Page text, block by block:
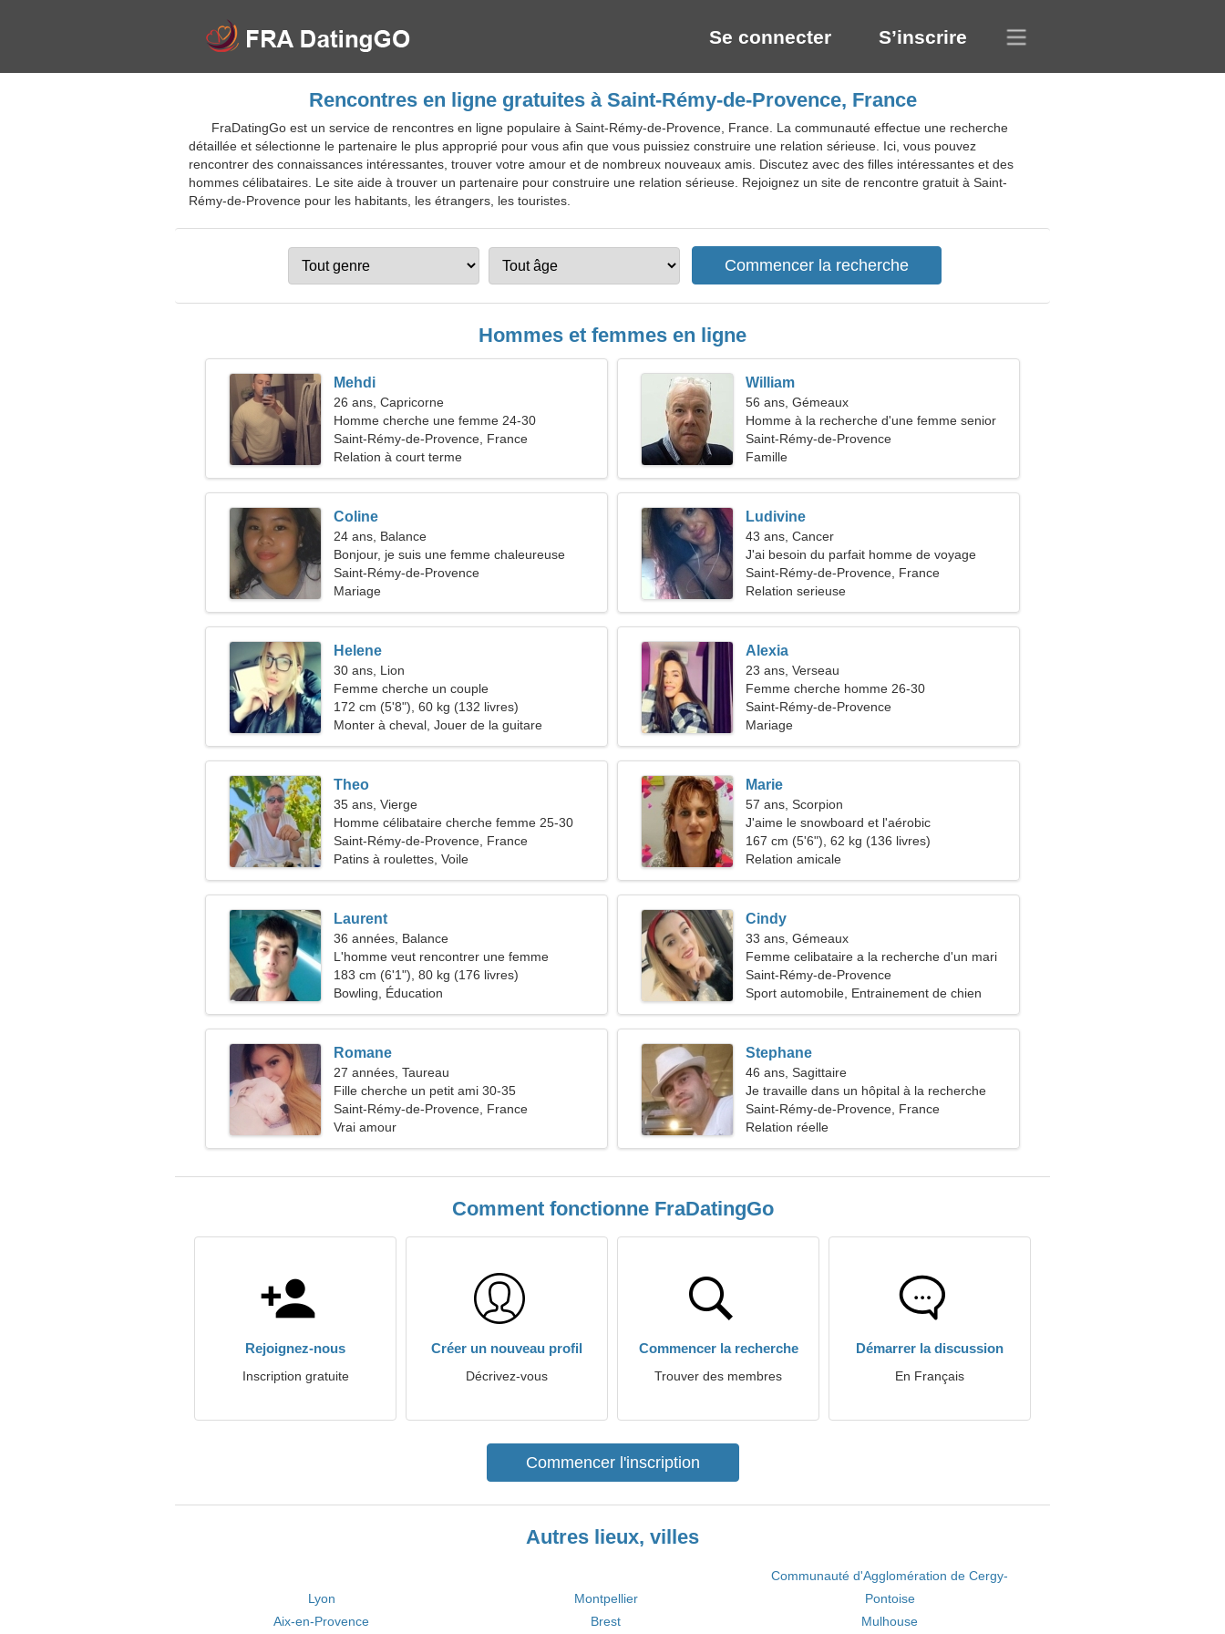
Se connecter S’inscrire
Rencontres en ligne gratuites à Saint-Rémy-de-Provence, France
FraDatingGo est un service de rencontres en ligne populaire à Saint-Rémy-de-Provence, France. La communauté effectue une recherche
détaillée et sélectionne le partenaire le plus approprié pour vous afin que vous puissiez construire une relation sérieuse. Ici, vous pouvez
rencontrer des connaissances intéressantes, trouver votre amour et de nombreux nouveaux amis. Discutez avec des filles intéressantes et des
hommes célibataires. Le site aide à trouver un partenaire pour construire une relation sérieuse. Rejoignez un site de rencontre gratuit à Saint-
Rémy-de-Provence pour les habitants, les étrangers, les touristes.
Hommes et femmes en ligne
Mehdi
26 ans, Capricorne
Homme cherche une femme 24-30
Saint-Rémy-de-Provence, France
Relation à court terme
William
56 ans, Gémeaux
Homme à la recherche d'une femme senior
46-54
Saint-Rémy-de-Provence
Famille
Coline
24 ans, Balance
Bonjour, je suis une femme chaleureuse
Saint-Rémy-de-Provence
Mariage
Ludivine
43 ans, Cancer
J'ai besoin du parfait homme de voyage
Saint-Rémy-de-Provence, France
Relation serieuse
Helene
30 ans, Lion
Femme cherche un couple
172 cm (5'8"), 60 kg (132 livres)
Monter à cheval, Jouer de la guitare
Alexia
23 ans, Verseau
Femme cherche homme 26-30
Saint-Rémy-de-Provence
Mariage
Theo
35 ans, Vierge
Homme célibataire cherche femme 25-30
Saint-Rémy-de-Provence, France
Patins à roulettes, Voile
Marie
57 ans, Scorpion
J'aime le snowboard et l'aérobic
167 cm (5'6"), 62 kg (136 livres)
Relation amicale
Laurent
36 années, Balance
L'homme veut rencontrer une femme
183 cm (6'1"), 80 kg (176 livres)
Bowling, Éducation
Cindy
33 ans, Gémeaux
Femme celibataire a la recherche d'un mari
38-40
Saint-Rémy-de-Provence
Sport automobile, Entrainement de chien
Romane
27 années, Taureau
Fille cherche un petit ami 30-35
Saint-Rémy-de-Provence, France
Vrai amour
Stephane
46 ans, Sagittaire
Je travaille dans un hôpital à la recherche
d'une femme merveilleuse
Saint-Rémy-de-Provence, France
Relation réelle
Comment fonctionne FraDatingGo
Rejoignez-nous
Inscription gratuite
Créer un nouveau profil
Décrivez-vous
Commencer la recherche
Trouver des membres
Démarrer la discussion
En Français
Commencer l'inscription
Autres lieux, villes
Lyon Montpellier
Communauté d'Agglomération de Cergy-
Pontoise
Aix-en-Provence
Brest Mulhouse